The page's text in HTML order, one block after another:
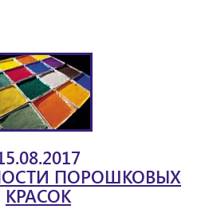
ПОРОШКОВЫХ
КРАСОК